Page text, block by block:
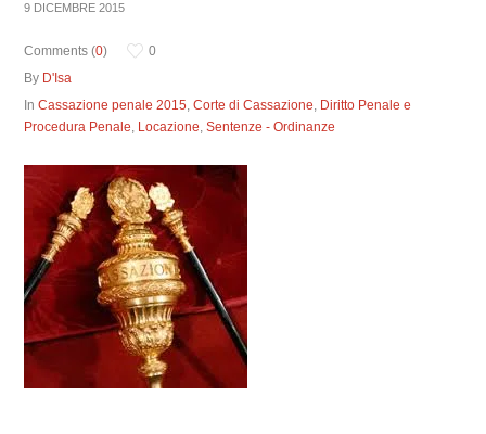
9 DICEMBRE 2015
Comments (0)
0
By D'Isa
InCassazione penale 2015,Corte di Cassazione, Diritto Penale e
Procedura Penale, Locazione,Sentenze - Ordinanze